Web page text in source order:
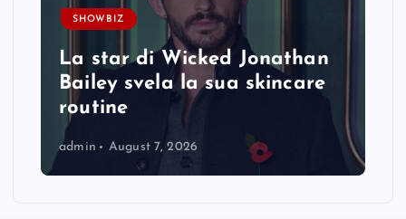
SHOWBIZ
La star di Wicked Jonathan
Bailey svela la sua skincare
routine
admin August 7, 2026